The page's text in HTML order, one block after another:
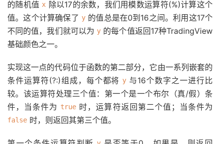
的随机值x 除以17的余数，我们用模数运算符(%)计算这个
值。这个计算确保了 y的值总是在0到16之间。利用这17个
不同的值，我们就可以为 y 的每个值返回17种TradingView
基础颜色之一。
实现这一点的代码位于函数的第二部分，它由一系列嵌套的
条件运算符(?:)组成，每个都将 y 与16个数字之一进行比
较。该运算符处理三个值：第一个是一个布尔（真/假）条
件，当条件为 true 时，运算符返回第二个值；当条件为
false 时，则返回其第三个值。